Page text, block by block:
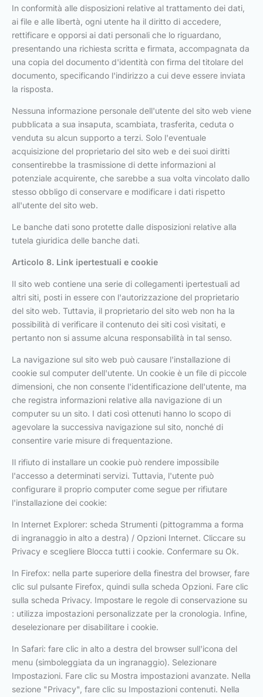
In conformità alle disposizioni relative al trattamento dei dati,
ai file e alle libertà, ogni utente ha il diritto di accedere,
rettificare e opporsi ai dati personali che lo riguardano,
presentando una richiesta scritta e firmata, accompagnata da
una copia del documento d'identità con firma del titolare del
documento, specificando l'indirizzo a cui deve essere inviata
la risposta.
Nessuna informazione personale dell'utente del sito web viene
pubblicata a sua insaputa, scambiata, trasferita, ceduta o
venduta su alcun supporto a terzi. Solo l'eventuale
acquisizione del proprietario del sito web e dei suoi diritti
consentirebbe la trasmissione di dette informazioni al
potenziale acquirente, che sarebbe a sua volta vincolato dallo
stesso obbligo di conservare e modificare i dati rispetto
all'utente del sito web.
Le banche dati sono protette dalle disposizioni relative alla
tutela giuridica delle banche dati.
Articolo 8. Link ipertestuali e cookie
Il sito web contiene una serie di collegamenti ipertestuali ad
altri siti, posti in essere con l'autorizzazione del proprietario
del sito web. Tuttavia, il proprietario del sito web non ha la
possibilità di verificare il contenuto dei siti così visitati, e
pertanto non si assume alcuna responsabilità in tal senso.
La navigazione sul sito web può causare l'installazione di
cookie sul computer dell'utente. Un cookie è un file di piccole
dimensioni, che non consente l'identificazione dell'utente, ma
che registra informazioni relative alla navigazione di un
computer su un sito. I dati così ottenuti hanno lo scopo di
agevolare la successiva navigazione sul sito, nonché di
consentire varie misure di frequentazione.
Il rifiuto di installare un cookie può rendere impossibile
l'accesso a determinati servizi. Tuttavia, l'utente può
configurare il proprio computer come segue per rifiutare
l'installazione dei cookie:
In Internet Explorer: scheda Strumenti (pittogramma a forma
di ingranaggio in alto a destra) / Opzioni Internet. Cliccare su
Privacy e scegliere Blocca tutti i cookie. Confermare su Ok.
In Firefox: nella parte superiore della finestra del browser, fare
clic sul pulsante Firefox, quindi sulla scheda Opzioni. Fare clic
sulla scheda Privacy. Impostare le regole di conservazione su
: utilizza impostazioni personalizzate per la cronologia. Infine,
deselezionare per disabilitare i cookie.
In Safari: fare clic in alto a destra del browser sull'icona del
menu (simboleggiata da un ingranaggio). Selezionare
Impostazioni. Fare clic su Mostra impostazioni avanzate. Nella
sezione "Privacy", fare clic su Impostazioni contenuti. Nella